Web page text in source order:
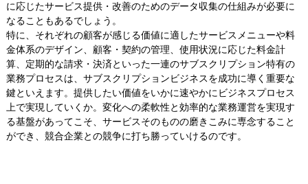
に応じたサービス提供・改善のためのデータ収集の仕組みが必要に
なることもあるでしょう。
特に、それぞれの顧客が感じる価値に適したサービスメニューや料
金体系のデザイン、顧客・契約の管理、使用状況に応じた料金計
算、定期的な請求・決済といった一連のサブスクリプション特有の
業務プロセスは、サブスクリプションビジネスを成功に導く重要な
鍵といえます。提供したい価値をいかに速やかにビジネスプロセス
上で実現していくか。変化への柔軟性と効率的な業務運営を実現す
る基盤があってこそ、サービスそのものの磨きこみに専念すること
ができ、競合企業との競争に打ち勝っていけるのです。